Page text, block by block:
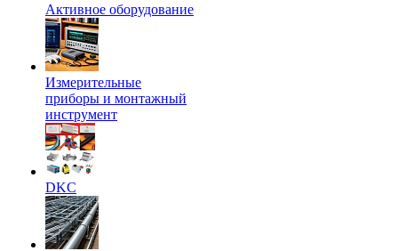
Активное оборудование
Измерительные
приборы и монтажный
инструмент
DKC